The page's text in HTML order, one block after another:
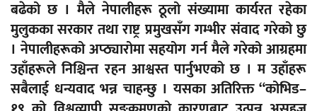
बढेको छ । मैले नेपालीहरू ठूलो संख्यामा कार्यरत रहेका
मुलुकका सरकार तथा राष्ट्र प्रमुखसँग गम्भीर संवाद गरेको छु
। नेपालीहरूको अप्ठ्यारोमा सहयोग गर्न मैले गरेको आग्रहमा
उहाँहरूले निश्चिन्त रहन आश्वस्त पार्नुभएको छ । म उहाँहरू
सबैलाई धन्यवाद भन्न चाहन्छु । यसका अतिरिक्त “कोभिड–